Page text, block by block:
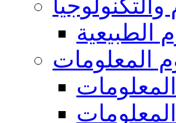
والتكنولوجيا
الطبيعية
المعلومات